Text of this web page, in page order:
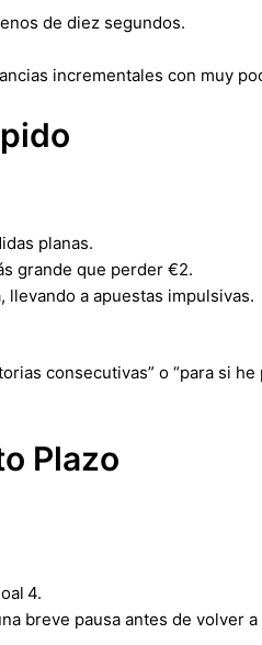
de diez segundos.
incrementales con muy
planas.
grande que perder €2.
a apuestas impulsivas.
consecutivas” o “para si
Plazo
4.
breve pausa antes de volver